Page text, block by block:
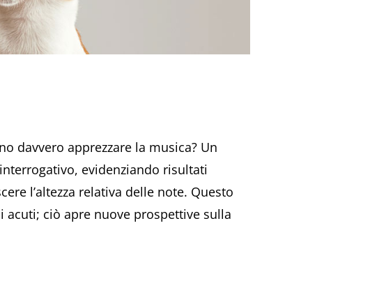
davvero apprezzare la musica? Un
evidenziando risultati
l’altezza relativa delle note. Questo
ciò apre nuove prospettive sulla